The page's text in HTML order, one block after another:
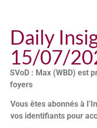
Daily
15/07/
SVoD : Max (WBD) est
foyers
Vous êtes abonnés à
vos identifiants pour